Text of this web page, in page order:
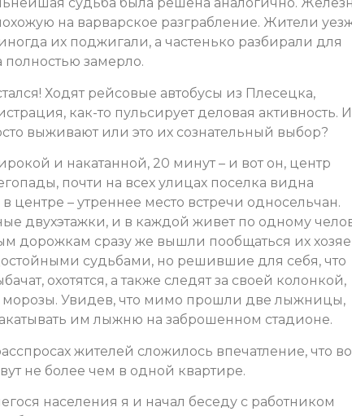
судьба была решена аналогично.
на варварское разграбление. Жители
их поджигали, а частенько разбирали для
полностью замерло.
Ходят рейсовые автобусы из Плесецка,
как-то пульсирует деловая активность. И
выживают или это их сознательный выбор?
и накатанной, 20 минут – и вот он, центр
почти на всех улицах поселка видна
центре – утреннее место встречи односельчан.
двухэтажки, и в каждой живет по одному
дорожкам сразу же вышли пообщаться их
судьбами, но решившие для себя, что
охотятся, а также следят за своей колонкой,
Увидев, что мимо прошли две лыжницы,
им лыжню на заброшенном стадионе.
жителей сложилось впечатление, что во
не более чем в одной квартире.
населения я и начал беседу с работником